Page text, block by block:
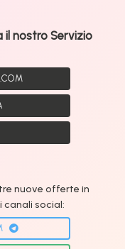
nostro Servizio
nuove offerte in
canali social: